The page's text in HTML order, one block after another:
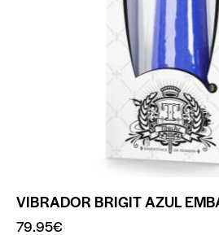
VIBRADOR BRIGIT AZUL
79.95€